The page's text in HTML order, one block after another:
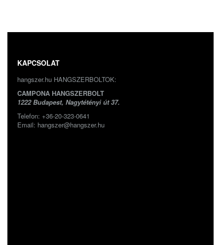
KAPCSOLAT
hangszer.hu HANGSZERBOLTOK:
CAMPONA HANGSZERBOLT
1222 Budapest, Nagytétényi út 37.
Telefon: +36-20-323-0641
Email: hangszer@hangszer.hu